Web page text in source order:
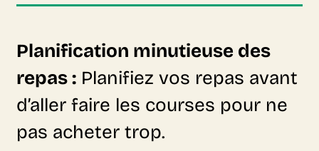
Planification minutieuse des
repas : Planifiez vos repas avant
d’aller faire les courses pour ne
pas acheter trop.